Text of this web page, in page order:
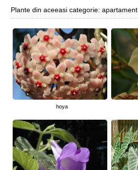
Plante din aceeasi categorie: apartament
hoya